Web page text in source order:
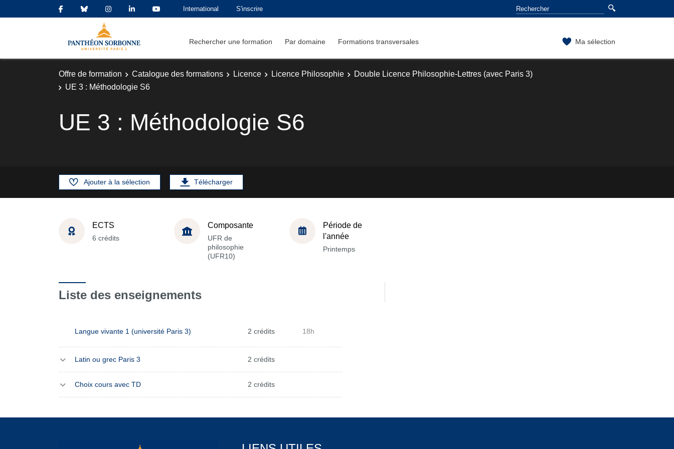
International S'inscrire
Rechercher une formation Par domaine Formations transversales Ma sélection
Offre de formation Catalogue des formations Licence Licence Philosophie
Double Licence Philosophie-Lettres (avec Paris 3)
UE 3 : Méthodologie S6
UE 3 : Méthodologie S6
Ajouter à la sélection Télécharger
ECTS
6 crédits
Composante
UFR de
philosophie
(UFR10)
Période de
l'année
Printemps
Liste des enseignements
Langue vivante 1 (université Paris 3) 2 crédits 18h
Latin ou grec Paris 3 2 crédits
Choix cours avec TD 2 crédits